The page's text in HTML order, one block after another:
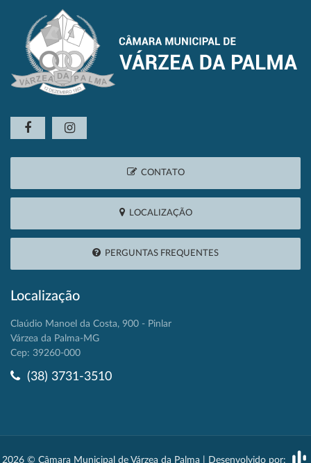
CONTATO
LOCALIZAÇÃO
PERGUNTAS FREQUENTES
Localização
Claúdio Manoel da Costa, 900 - Pinlar
Várzea da Palma-MG
Cep: 39260-000
(38) 3731-3510
2026 © Câmara Municipal de Várzea da Palma | Desenvolvido por: